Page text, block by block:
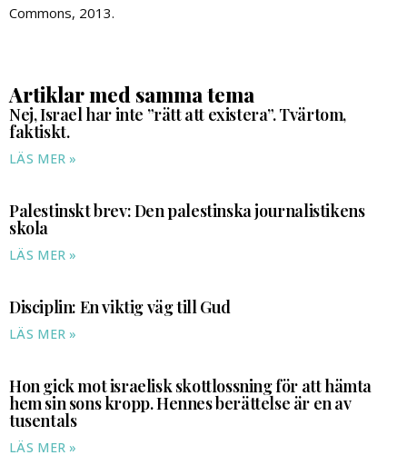
Commons, 2013.
Artiklar med samma tema
Nej, Israel har inte ”rätt att existera”. Tvärtom,
faktiskt.
LÄS MER »
Palestinskt brev: Den palestinska journalistikens
skola
LÄS MER »
Disciplin: En viktig väg till Gud
LÄS MER »
Hon gick mot israelisk skottlossning för att hämta
hem sin sons kropp. Hennes berättelse är en av
tusentals
LÄS MER »